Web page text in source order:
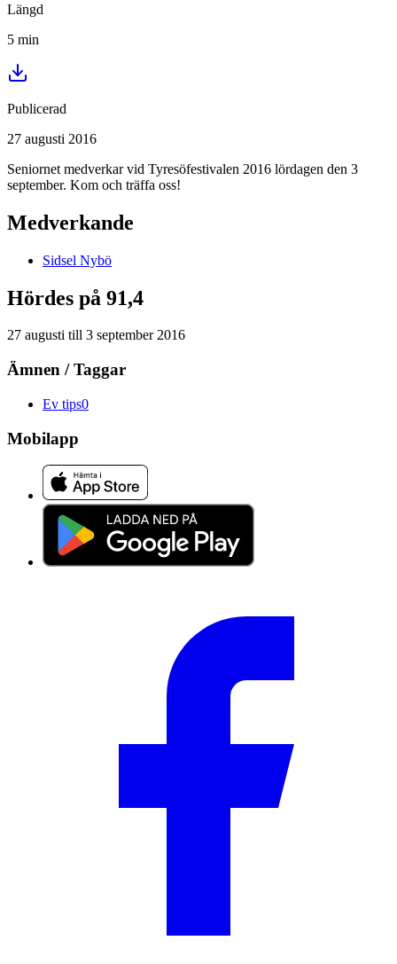
Längd
5 min
Publicerad
27 augusti 2016
Seniornet medverkar vid Tyresöfestivalen 2016 lördagen den 3
september. Kom och träffa oss!
Medverkande
Sidsel Nybö
Hördes på 91,4
27 augusti till 3 september 2016
Ämnen / Taggar
Ev tips0
Mobilapp